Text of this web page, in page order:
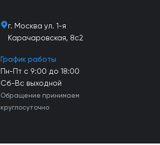
г. Москва ул. 1-я
Карачаровская, 8с2
График работы
Пн-Пт с 9:00 до 18:00
Сб-Вс выходной
Обращение принимаем
круглосуточно